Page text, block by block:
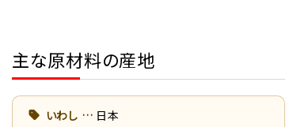
主な原材料の産地
いわし 日本